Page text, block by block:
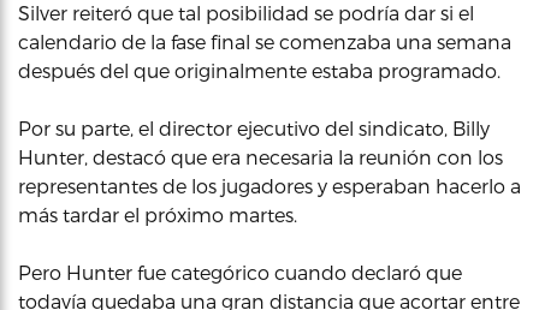
Silver reiteró que tal posibilidad se podría dar si el
calendario de la fase final se comenzaba una semana
después del que originalmente estaba programado.
Por su parte, el director ejecutivo del sindicato, Billy
Hunter, destacó que era necesaria la reunión con los
representantes de los jugadores y esperaban hacerlo a
más tardar el próximo martes.
Pero Hunter fue categórico cuando declaró que
todavía quedaba una gran distancia que acortar entre